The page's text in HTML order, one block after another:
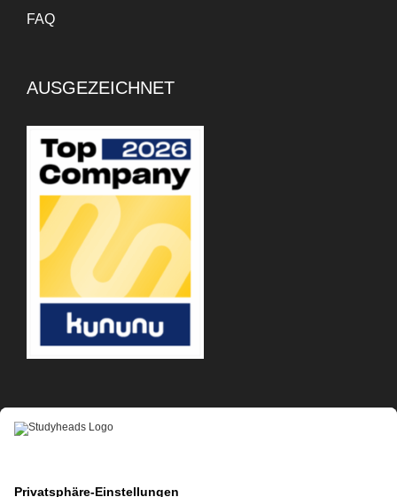
FAQ
AUSGEZEICHNET